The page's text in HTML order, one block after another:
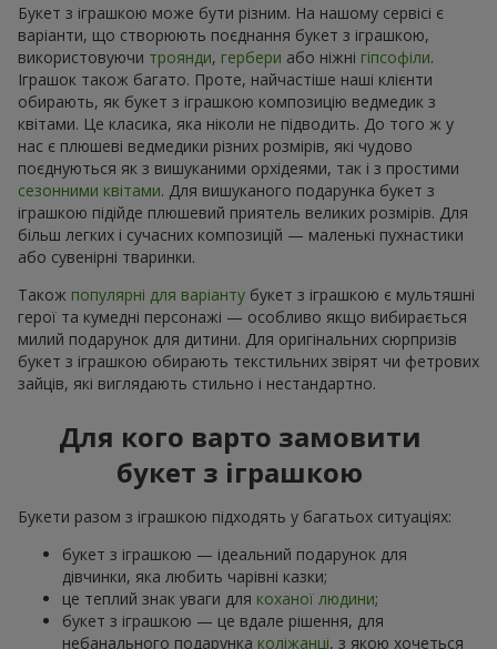
Букет з іграшкою може бути різним. На нашому сервісі є
варіанти, що створюють поєднання букет з іграшкою,
використовуючи троянди, гербери або ніжні гіпсофіли.
Іграшок також багато. Проте, найчастіше наші клієнти
обирають, як букет з іграшкою композицію ведмедик з
квітами. Це класика, яка ніколи не підводить. До того ж у
нас є плюшеві ведмедики різних розмірів, які чудово
поєднуються як з вишуканими орхідеями, так і з простими
сезонними квітами. Для вишуканого подарунка букет з
іграшкою підійде плюшевий приятель великих розмірів. Для
більш легких і сучасних композицій — маленькі пухнастики
або сувенірні тваринки.
Також популярні для варіанту букет з іграшкою є мультяшні
герої та кумедні персонажі — особливо якщо вибирається
милий подарунок для дитини. Для оригінальних сюрпризів
букет з іграшкою обирають текстильних звірят чи фетрових
зайців, які виглядають стильно і нестандартно.
Для кого варто замовити
букет з іграшкою
Букети разом з іграшкою підходять у багатьох ситуаціях:
букет з іграшкою — ідеальний подарунок для
дівчинки, яка любить чарівні казки;
це теплий знак уваги для коханої людини;
букет з іграшкою — це вдале рішення, для
небанального подарунка коліжанці, з якою хочеться